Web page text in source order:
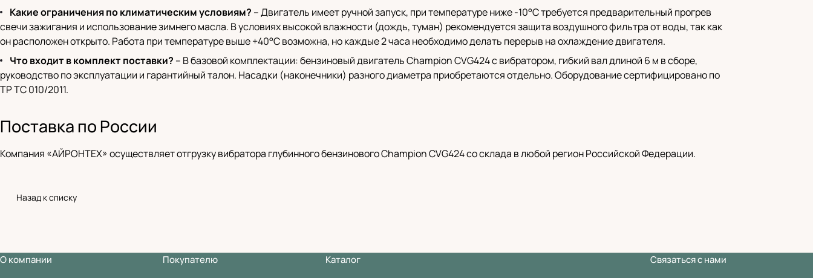
Какие ограничения по климатическим условиям? – Двигатель имеет ручной запуск, при температуре ниже -10°C требуется предварительный прогрев
свечи зажигания и использование зимнего масла. В условиях высокой влажности (дождь, туман) рекомендуется защита воздушного фильтра от воды, так как
он расположен открыто. Работа при температуре выше +40°C возможна, но каждые 2 часа необходимо делать перерыв на охлаждение двигателя.
Что входит в комплект поставки? – В базовой комплектации: бензиновый двигатель Champion CVG424 с вибратором, гибкий вал длиной 6 м в сборе,
руководство по эксплуатации и гарантийный талон. Насадки (наконечники) разного диаметра приобретаются отдельно. Оборудование сертифицировано по
ТР ТС 010/2011.
Поставка по России
Компания «АЙРОНТЕХ» осуществляет отгрузку вибратора глубинного бензинового Champion CVG424 со склада в любой регион Российской Федерации.
Назад к списку
О компании Покупателю Каталог Связаться с нами